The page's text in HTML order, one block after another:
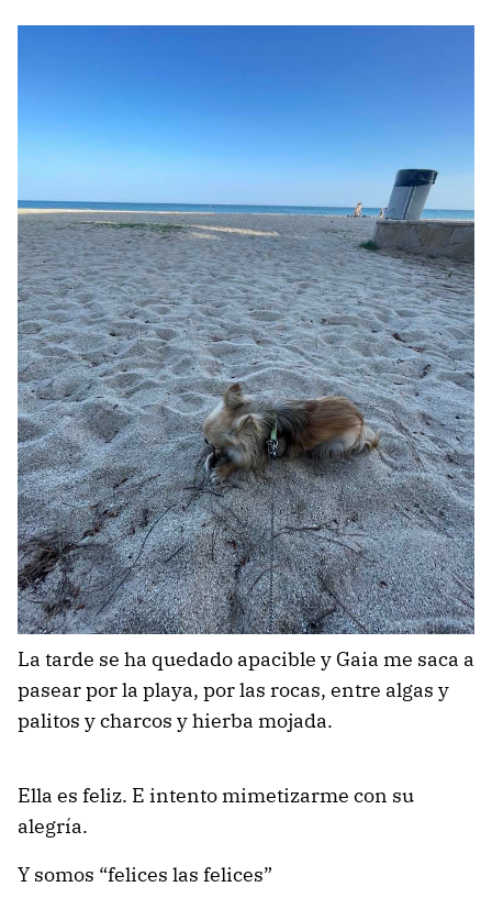
La tarde se ha quedado apacible y Gaia me saca a
pasear por la playa, por las rocas, entre algas y
palitos y charcos y hierba mojada.
Ella es feliz. E intento mimetizarme con su
alegría.
Y somos “felices las felices”